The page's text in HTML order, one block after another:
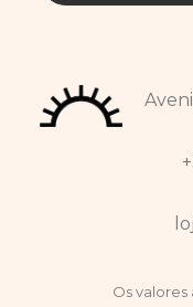
Os valores